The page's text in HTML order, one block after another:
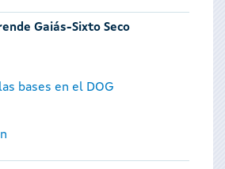
Gaiás-Sixto Seco
bases en el DOG